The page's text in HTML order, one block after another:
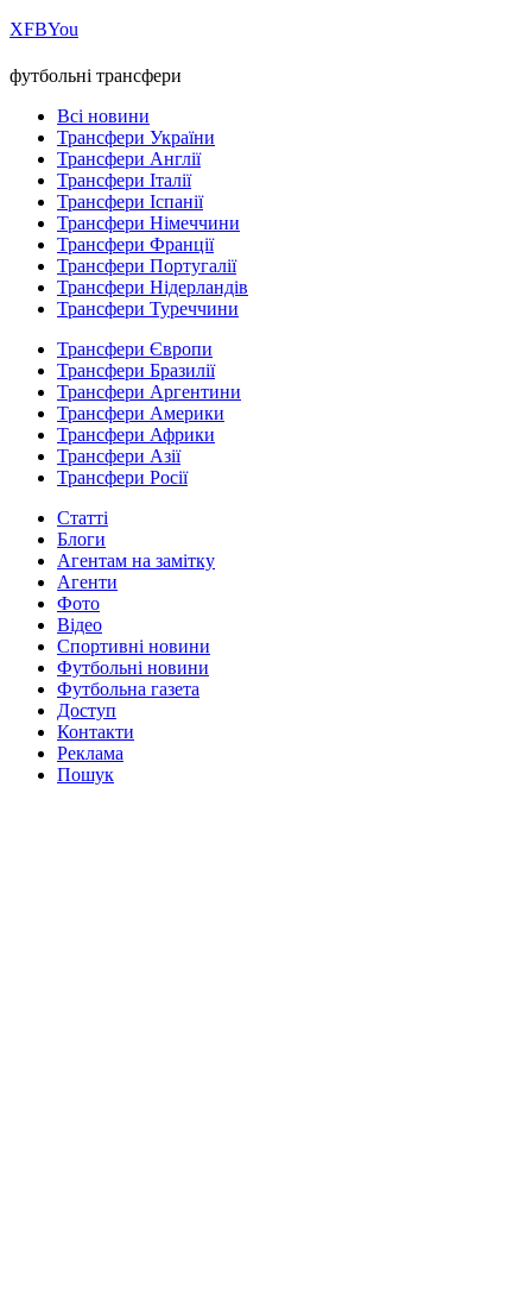
ХFBYou
футбольні трансфери
Всі новини
Трансфери України
Трансфери Англії
Трансфери Італії
Трансфери Іспанії
Трансфери Німеччини
Трансфери Франції
Трансфери Португалії
Трансфери Нідерландів
Трансфери Туреччини
Трансфери Європи
Трансфери Бразилії
Трансфери Аргентини
Трансфери Америки
Трансфери Африки
Трансфери Азії
Трансфери Росії
Статті
Блоги
Агентам на замітку
Агенти
Фото
Відео
Спортивні новини
Футбольні новини
Футбольна газета
Доступ
Контакти
Реклама
Пошук